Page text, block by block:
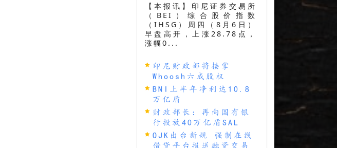
【本报讯】印尼证券交易所
（BEI）综合股价指数
（IHSG）周四（8月6日）
早盘高开，上涨28.78点，
涨幅0...
印尼财政部将接掌
Whoosh六成股权
BNI上半年净利达10.8
万亿盾
财政部长：再向国有银
行投放40万亿盾SAL
OJK出台新规 强制在线
借贷平台报送融资交易